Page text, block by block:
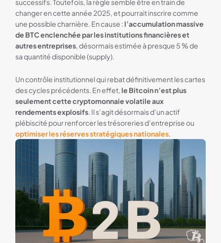
changer en cette année 2025, et pourrait inscrire comme
une possible charnière. En cause : l’accumulation massive
de BTC enclenchée par les institutions financières et
autres entreprises , désormais estimée à presque 5 % de
sa quantité disponible (supply).
Un contrôle institutionnel qui rebat définitivement les cartes
des cycles précédents. En effet, le Bitcoin n’est plus
seulement cette cryptomonnaie volatile aux
rendements explosifs . Il s’agit désormais d’un actif
plébiscité pour renforcer les trésoreries d’entreprise ou
optimiser les réserves stratégiques nationales